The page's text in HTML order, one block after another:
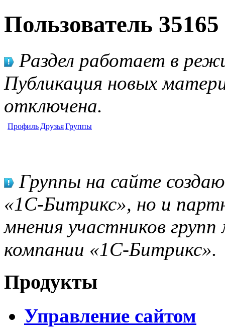
Пользователь 35165
Раздел работает в
Публикация новых
отключена.
Профиль ДрузьяГруппы
Группы на сайте
«1С-Битрикс», но и
мнения участников
компании «1С-Битрикс».
Продукты
Управление сайтом